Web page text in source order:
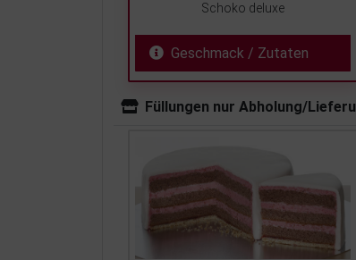
Schoko deluxe
Geschmack / Zutaten
Füllungen nur Abholung/